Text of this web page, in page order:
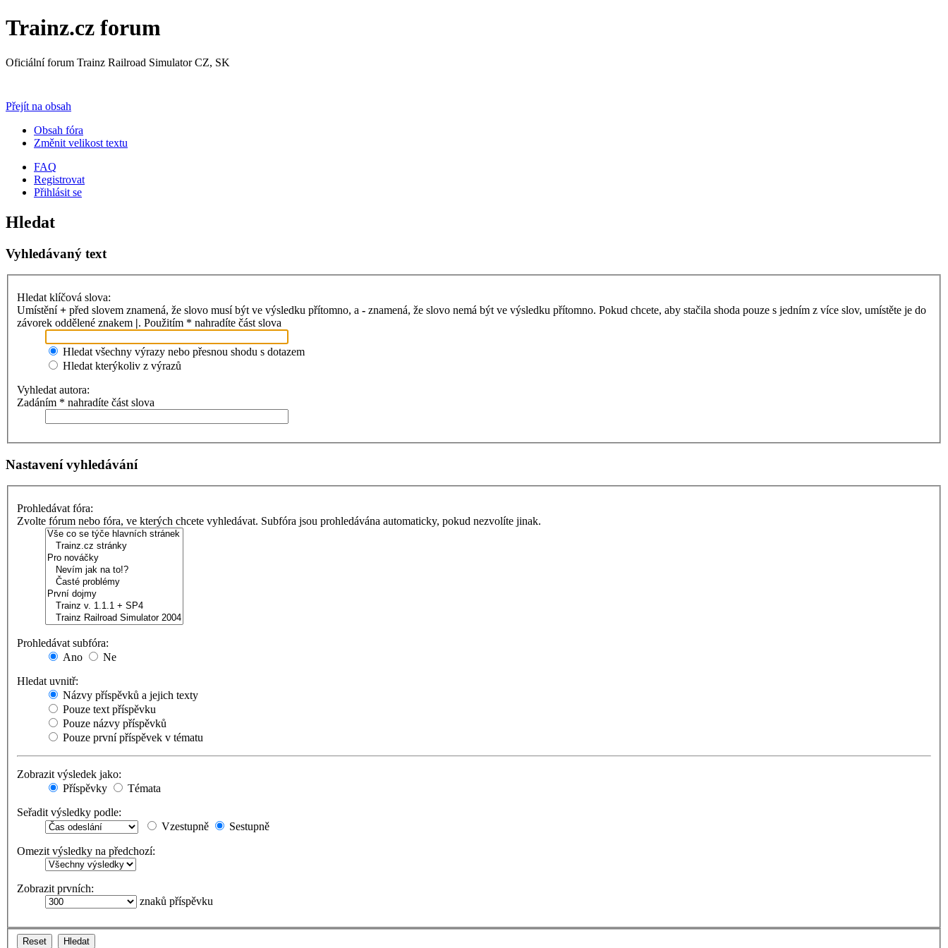
Trainz.cz forum
Oficiální forum Trainz Railroad Simulator CZ, SK
Přejít na obsah
Obsah fóra
Změnit velikost textu
FAQ
Registrovat
Přihlásit se
Hledat
Vyhledávaný text
Hledat klíčová slova:
Umístění+ před slovem znamená, že slovo musí být ve výsledku přítomno, a - znamená, že slovo nemá být ve výsledku přítomno. Pokud chcete, aby stačila shoda pouze s jedním z více slov, umístěte je do
závorek oddělené znakem |. Použitím * nahradíte část slova
Hledat všechny výrazy nebo přesnou shodu s dotazem
Hledat kterýkoliv z výrazů
Vyhledat autora:
Zadáním * nahradíte část slova
Nastavení vyhledávání
Prohledávat fóra:
Zvolte fórum nebo fóra, ve kterých chcete vyhledávat. Subfóra jsou prohledávána automaticky, pokud nezvolíte jinak.
Prohledávat subfóra:
Ano
Ne
Hledat uvnitř:
Názvy příspěvků a jejich texty
Pouze text příspěvku
Pouze názvy příspěvků
Pouze první příspěvek v tématu
Zobrazit výsledek jako:
Příspěvky
Témata
Seřadit výsledky podle:
Vzestupně
Sestupně
Omezit výsledky na předchozí:
Zobrazit prvních:
znaků příspěvku